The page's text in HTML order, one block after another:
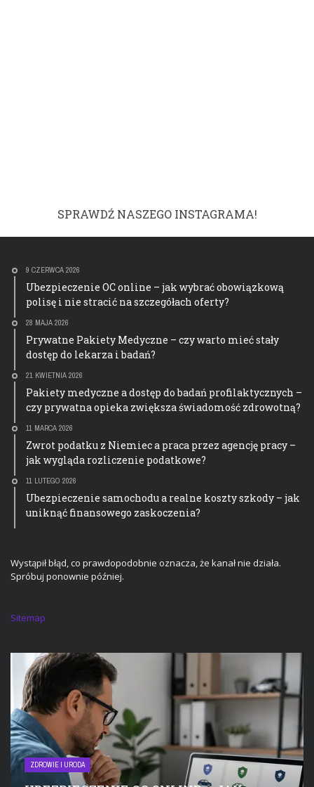
SPRAWDŹ NASZEGO INSTAGRAMA!
9 CZERWCA 2026
Ubezpieczenie OC online – jak wybrać obowiązkową
polisę i nie stracić na szczegółach oferty?
28 MAJA 2026
Prywatne Pakiety Medyczne – czy warto mieć stały
dostęp do lekarza i badań?
21 KWIETNIA 2026
Pakiety medyczne a dostęp do badań profilaktycznych –
czy prywatna opieka zwiększa świadomość zdrowotną?
11 MARCA 2026
Zwrot podatku z Niemiec a praca przez agencję pracy –
jak wygląda rozliczenie podatkowe?
11 LUTEGO 2026
Ubezpieczenie samochodu a realne koszty szkody – jak
uniknąć finansowego zaskoczenia?
Wystąpił błąd, co prawdopodobnie oznacza, że kanał nie działa.
Spróbuj ponownie później.
Sitemap
ZDROWIE I URODA